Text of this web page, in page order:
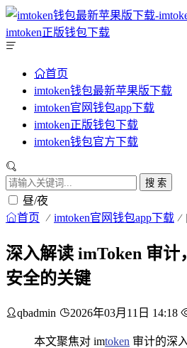
首页
imtoken钱包最新苹果版下载
imtoken官网钱包app下载
imtoken正版钱包下载
imtoken钱包官方下载
搜 索
昼/夜
首页 imtoken官网钱包app下载
深入解读 imToken 审计
安全的关键
qbadmin 2026年03月11日 14:18
本文聚焦对 imtoken 审计的深